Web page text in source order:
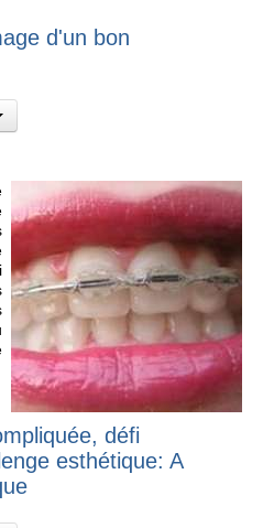
d'un bon
défi
esthétique: A